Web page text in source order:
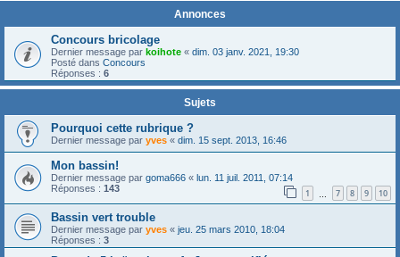
Annonces
Concours bricolage
Dernier message par koihote « dim. 03 janv. 2021, 19:30
Posté dans Concours
Réponses : 6
Sujets
Pourquoi cette rubrique ?
Dernier message par yves « dim. 15 sept. 2013, 16:46
Mon bassin!
Dernier message par goma666 « lun. 11 juil. 2011, 07:14
Réponses : 143 1 7 8 9 10
Bassin vert trouble
Dernier message par yves « jeu. 25 mars 2010, 18:04
Réponses : 3